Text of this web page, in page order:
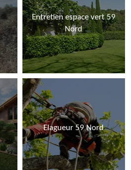
Entretien espace vert 59
Nord
Elagueur 59 Nord